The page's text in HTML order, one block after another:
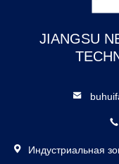
JIANGSU
Индустриальная